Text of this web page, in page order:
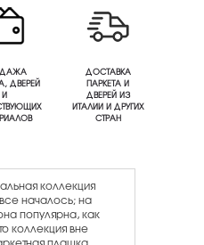
ДВЕРЕЙ
И
ДОСТАВКА
ПАРКЕТА И
ДВЕРЕЙ ИЗ
ИТАЛИИ И ДРУГИХ
СТРАН
коллекция
началось; на
популярна, как
коллекция вне